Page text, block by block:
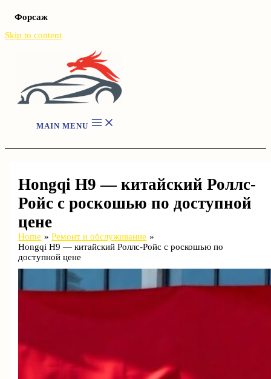
Форсаж
Skip to content
MAIN MENU
Hongqi H9 — китайский Роллс-
Ройс с роскошью по доступной
цене
Home
Ремонт и обслуживание
Hongqi H9 — китайский Роллс-Ройс с роскошью по
доступной цене